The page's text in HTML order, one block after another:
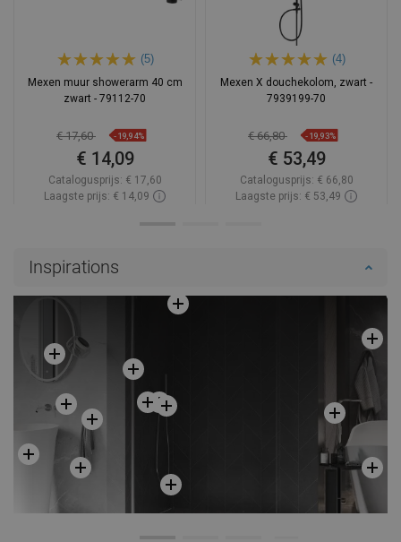
(5)
Mexen muur showerarm 40 cm
zwart - 79112-70
€ 17,60 -19,94%
€ 14,09
Catalogusprijs: € 17,60
Laagste prijs: € 14,09
(4)
Mexen X douchekolom, zwart -
7939199-70
€ 66,80 -19,93%
€ 53,49
Catalogusprijs: € 66,80
Laagste prijs: € 53,49
Inspirations